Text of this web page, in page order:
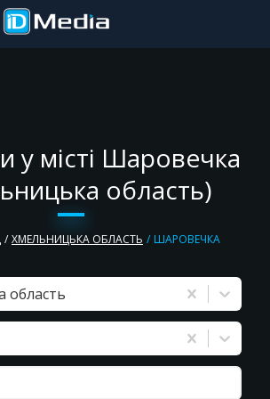
у місті Шаровечка
область)
ХМЕЛЬНИЦЬКА ОБЛАСТЬ ШАРОВЕЧКА
область